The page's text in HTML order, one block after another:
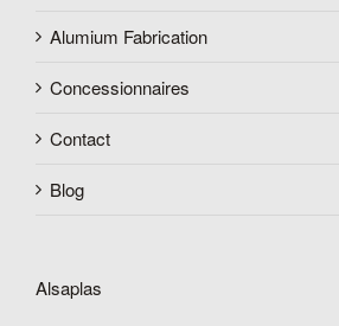
Alumium Fabrication
Concessionnaires
Contact
Blog
Alsaplas